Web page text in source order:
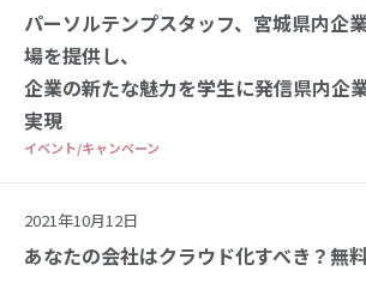
パーソルテンプスタッフ、宮城県内企
場を提供し、
企業の新たな魅力を学生に発信県内企
実現
イベント/キャンペーン
2021年10月12日
あなたの会社はクラウド化すべき？無